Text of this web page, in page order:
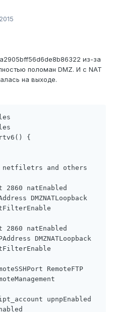
из-за
поломан DMZ. И с NAT
на выходе.
{
natEnabled
DMZNATLoopback
natEnabled
DMZNATLoopback